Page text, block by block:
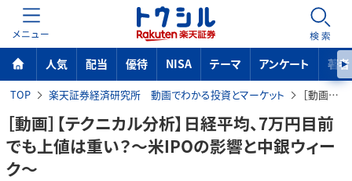
MENU 検索
人気 配当 優待 NISA テーマ アンケート 著者
TOP 楽天証券経済研究所 動画でわかる投資とマーケット ［動画］【テクニカル分析】日経平均、7万円目前でも上値は重い？～米IPOの影響と中銀ウィーク～
［動画］【テクニカル分析】日経平均、7万円目前
でも上値は重い？～米IPOの影響と中銀ウィー
ク～